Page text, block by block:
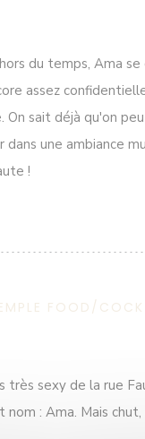
du temps, Ama
assez
On sait déjà qu'on
une ambiance
!
FOOD/
très sexy de la rue
: Ama. Mais